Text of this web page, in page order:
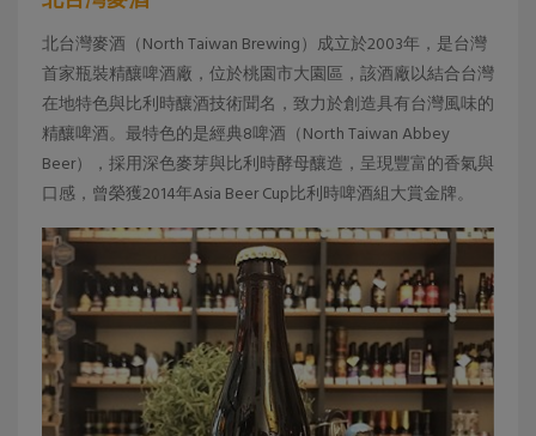
北台灣麥酒（North Taiwan Brewing）成立於2003年，是台灣
首家瓶裝精釀啤酒廠，位於桃園市大園區，該酒廠以結合台灣
在地特色與比利時釀酒技術聞名，致力於創造具有台灣風味的
精釀啤酒。最特色的是經典8啤酒（North Taiwan Abbey
Beer），採用深色麥芽與比利時酵母釀造，呈現豐富的香氣與
口感，曾榮獲2014年Asia Beer Cup比利時啤酒組大賞金牌。